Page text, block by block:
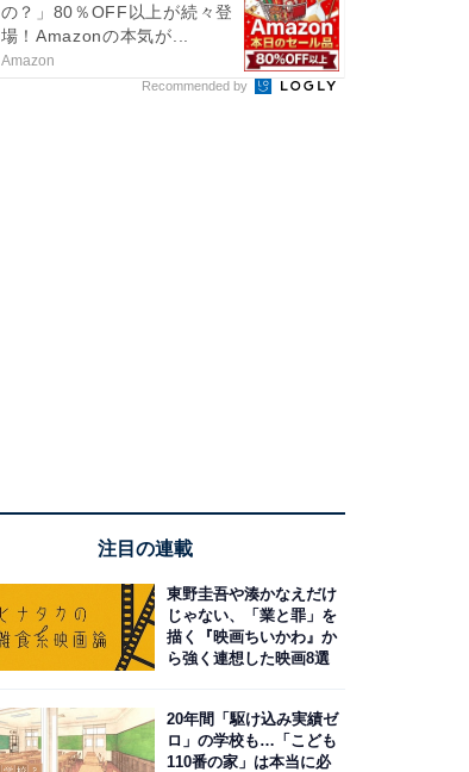
の？」80％OFF以上が続々登
場！Amazonの本気が...
Amazon
Recommended by
注目の連載
東野圭吾や湊かなえだけ
じゃない、「業と罪」を
描く『映画ちいかわ』か
ら強く連想した映画8選
20年間「駆け込み実績ゼ
ロ」の学校も…「こども
110番の家」は本当に必